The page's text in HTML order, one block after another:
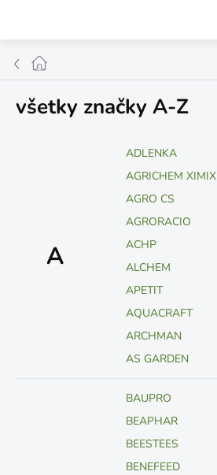
obsah
Domov
všetky značky A-Z
A
ADLENKA
AGRICHEM XIMIX
AGRO CS
AGRORACIO
ACHP
ALCHEM
APETIT
AQUACRAFT
ARCHMAN
AS GARDEN
BAUPRO
BEAPHAR
BEESTEES
BENEFEED